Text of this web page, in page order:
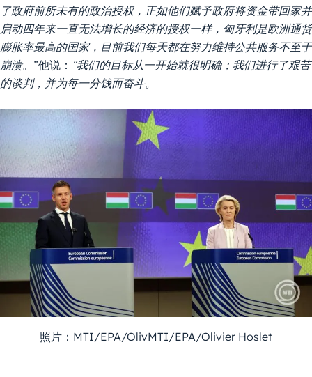
了政府前所未有的政治授权，正如他们赋予政府将资金带回家并
启动四年来一直无法增长的经济的授权一样，匈牙利是欧洲通货
膨胀率最高的国家，目前我们每天都在努力维持公共服务不至于
崩溃。”他说： “我们的目标从一开始就很明确；我们进行了艰苦
的谈判，并为每一分钱而奋斗。
照片：MTI/EPA/OlivMTI/EPA/Olivier Hoslet